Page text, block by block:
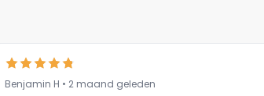
Benjamin H • 2 maand geleden